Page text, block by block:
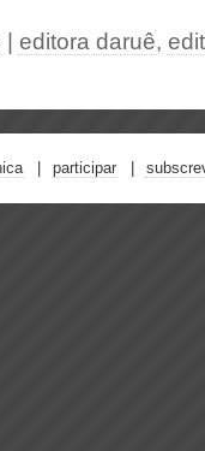
editora daruê,
participar